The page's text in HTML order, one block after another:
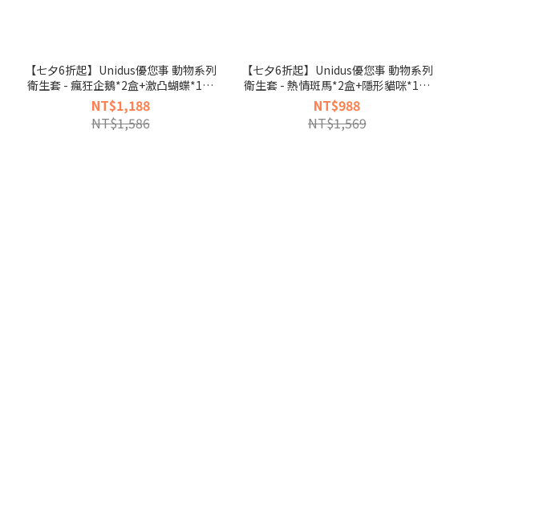
【七夕6折起】Unidus優您事 動物系列
衛生套 - 瘋狂企鵝*2盒+激凸蝴蝶*1盒
+森林之王*1盒 - 共48入
NT$1,188
NT$1,586
【七夕6折起】Unidus優您事 動物系列
衛生套 - 熱情斑馬*2盒+隱形貓咪*1盒
NT$988
NT$1,569